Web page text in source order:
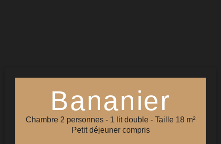
Bananier
Chambre 2 personnes - 1 lit double - Taille 18 m²
Petit déjeuner compris